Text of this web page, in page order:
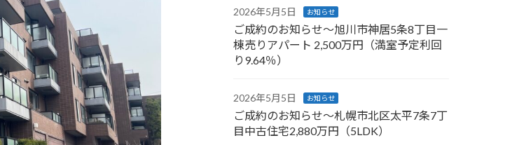
2026年5月5日 お知らせ
ご成約のお知らせ～旭川市神居5条8丁目一
棟売りアパート 2,500万円（満室予定利回
り9.64％）
2026年5月5日 お知らせ
ご成約のお知らせ～札幌市北区太平7条7丁
目中古住宅2,880万円（5LDK）